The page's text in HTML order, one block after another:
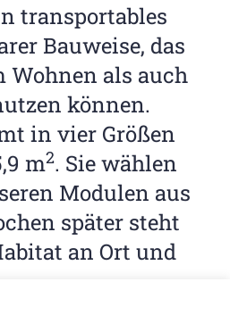
transportables
Bauweise, das
Wohnen als auch
können.
in vier Größen
m2. Sie wählen
Modulen aus
später steht
an Ort und